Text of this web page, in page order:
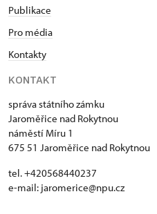
Publikace
Pro média
Kontakty
KONTAKT
správa státního zámku
Jaroměřice nad Rokytnou
náměstí Míru 1
675 51 Jaroměřice nad Rokytnou
tel. +420568440237
e-mail: jaromerice@npu.cz